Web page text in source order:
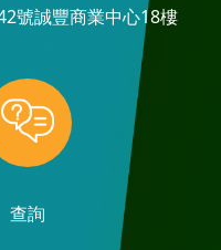
號誠豐商業中心18樓
查詢